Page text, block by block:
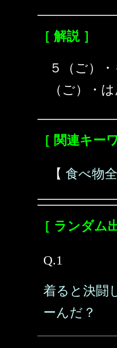
［ 解説 ］
５（ご）
（ご）・
［ 関連キー
【 食べ物
［ ランダム
Q.1
着ると決闘
ーんだ？